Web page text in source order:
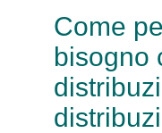
Come
bisogno